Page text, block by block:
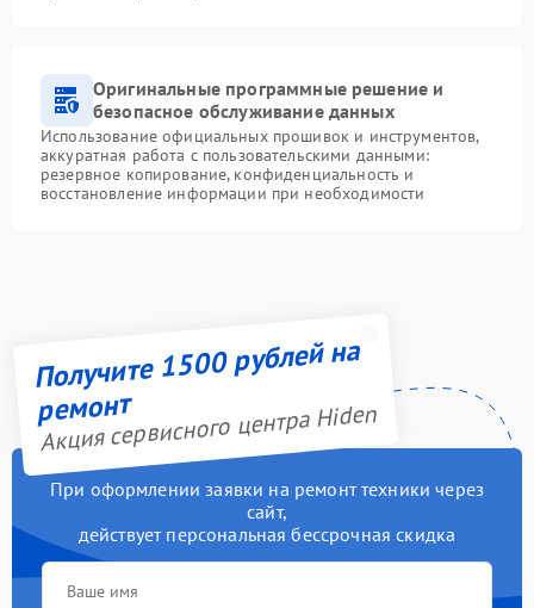
Оригинальные программные решение и
безопасное обслуживание данных
Использование официальных прошивок и инструментов,
аккуратная работа с пользовательскими данными:
резервное копирование, конфиденциальность и
восстановление информации при необходимости
Получите 1500 рублей на
ремонт
Акция сервисного центра Hiden
При оформлении заявки на ремонт техники через
сайт,
действует персональная бессрочная скидка